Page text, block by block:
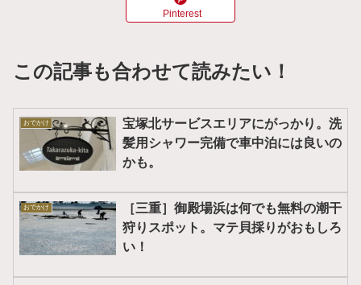
Pinterest
この記事も合わせて読みたい！
おでかけ
宝塚北サービスエリアにがっかり。洗
髪用シャワー完備で車中泊には良いの
かも。
おでかけ
［三重］御殿場浜は何でも無料の潮干
狩りスポット。マテ貝採りがおもしろ
い！